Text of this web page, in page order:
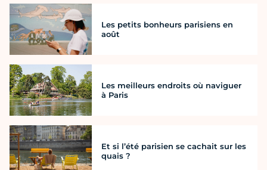
Les petits bonheurs parisiens en
août
Les meilleurs endroits où naviguer
à Paris
Et si l’été parisien se cachait sur les
quais ?